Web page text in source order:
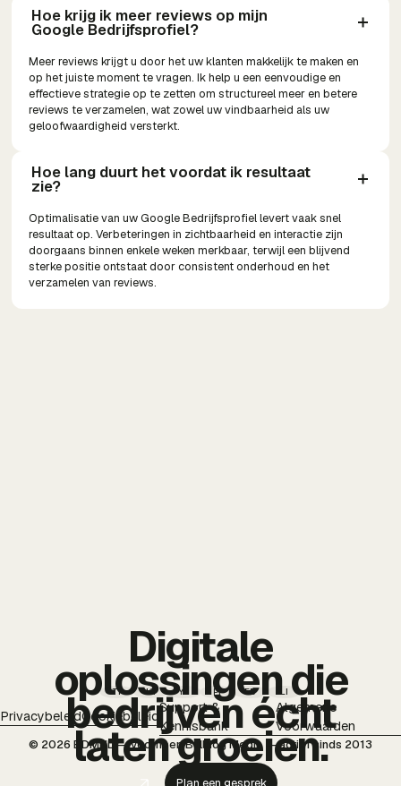
Hoe krijg ik meer reviews op mijn
Google Bedrijfsprofiel?
Meer reviews krijgt u door het uw klanten makkelijk te maken en
op het juiste moment te vragen. Ik help u een eenvoudige en
effectieve strategie op te zetten om structureel meer en betere
reviews te verzamelen, wat zowel uw vindbaarheid als uw
geloofwaardigheid versterkt.
Hoe lang duurt het voordat ik resultaat
zie?
Optimalisatie van uw Google Bedrijfsprofiel levert vaak snel
resultaat op. Verbeteringen in zichtbaarheid en interactie zijn
doorgaans binnen enkele weken merkbaar, terwijl een blijvend
sterke positie ontstaat door consistent onderhoud en het
verzamelen van reviews.
TT IG YT PI FB LI
PrivacybeleidCookiebeleid
Support &
Kennisbank
Algemene
Voorwaarden
© 2026 BDMNL — voorheen Bulldog Media — actief sinds 2013
Digitale
oplossingen die
bedrijven écht
laten groeien.
Plan een gesprek